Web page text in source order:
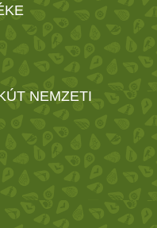
NEMZETI